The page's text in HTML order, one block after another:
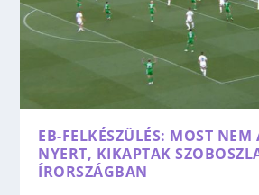
EB-FELKÉSZÜLÉS: MOST NEM
NYERT, KIKAPTAK
ÍRORSZÁGBAN